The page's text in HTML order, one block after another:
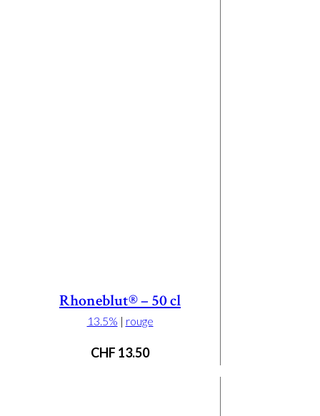
Rhoneblut® – 50 cl
13.5% | rouge
CHF 13.50